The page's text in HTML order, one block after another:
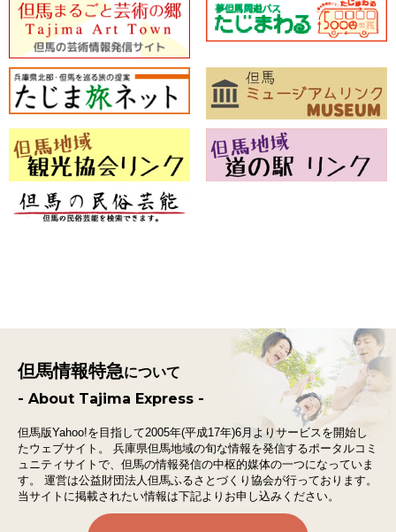
但馬情報特急について
- About Tajima Express -
但馬版Yahoo!を目指して2005年(平成17年)6月よりサービスを開始し
たウェブサイト。
兵庫県但馬地域の旬な情報を発信するポータルコミ
ュニティサイトで、 但馬の情報発信の中枢的媒体の一つになっていま
す。
運営は公益財団法人但馬ふるさとづくり協会が行っております。
当サイトに掲載されたい情報は下記よりお申し込みください。